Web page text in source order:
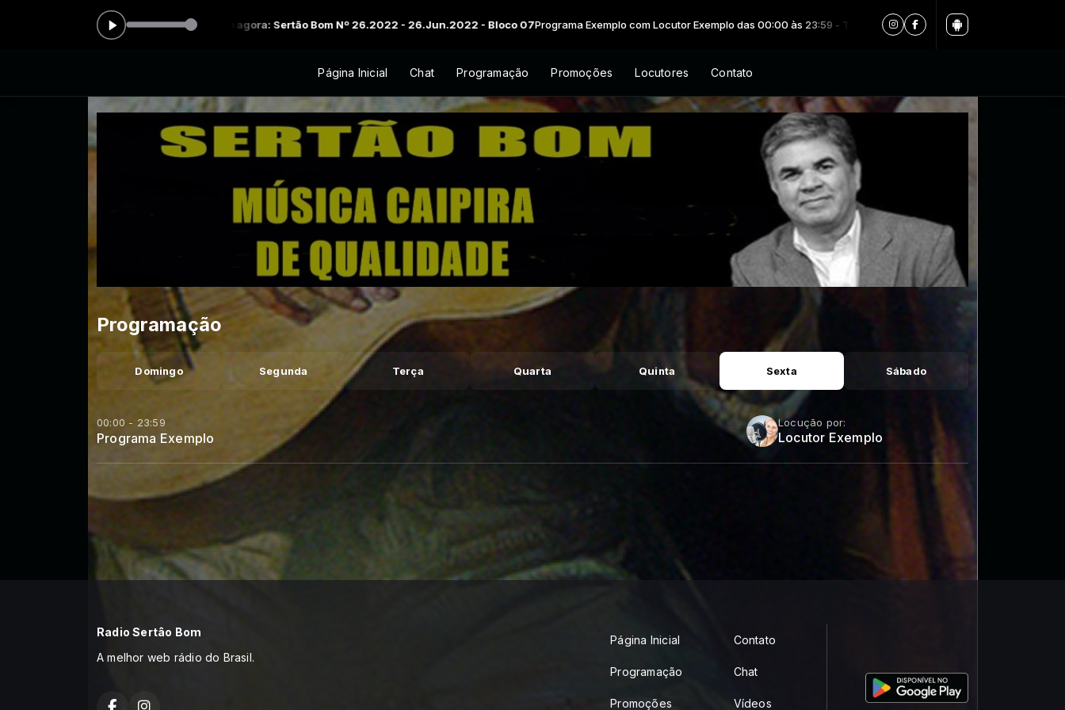
das 00:00 às 23:59 -Tocando agora: Sertão Bom Nº 26.2022 - 26.Jun.2022 - Bloco 07Programa Exemplo com Locutor Exemplo das 00:00 às 23:59 -Tocando agora: Sertão Bom Nº 26.2022 -
Página Inicial Chat Programação Promoções Locutores Contato
Programação
Domingo Segunda Terça Quarta Quinta Sexta Sábado
00:00 - 23:59
Programa Exemplo
Locução por:
Locutor Exemplo
Radio Sertâo Bom
A melhor web rádio do Brasil.
Página Inicial
Programação
Promoções
Contato
Chat
Vídeos